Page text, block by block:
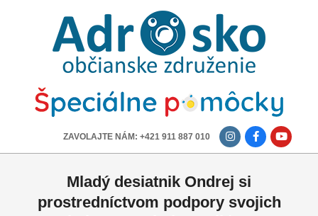
ADROSKO
OBČIANSKE
ZDRUŽENIE
ZAVOLAJTE NÁM: +421 911 887 010
Mladý desiatnik Ondrej si
prostredníctvom podpory svojich